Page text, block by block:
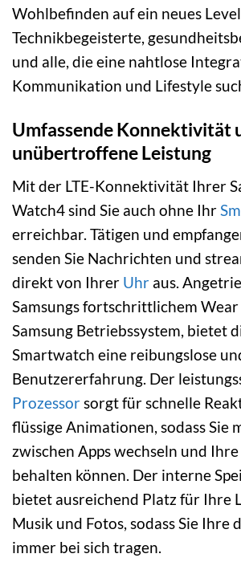
Wohlbefinden auf ein neues
Technikbegeisterte,
und alle, die eine nahtlose
Kommunikation und Lifestyle
Umfassende Konnektivität
unübertroffene Leistung
Mit der LTE-Konnektivität Ihrer
Watch4 sind Sie auch ohne Ihr
erreichbar. Tätigen und
senden Sie Nachrichten und
direkt von Ihrer Uhr aus.
Samsungs fortschrittlichem
Samsung Betriebssystem, bietet
Smartwatch eine reibungslose
Benutzererfahrung. Der
Prozessorsorgt für schnelle
flüssige Animationen, sodass Sie
zwischen Apps wechseln und
behalten können. Der interne
bietet ausreichend Platz für Ihre
Musik und Fotos, sodass Sie Ihre
immer bei sich tragen.